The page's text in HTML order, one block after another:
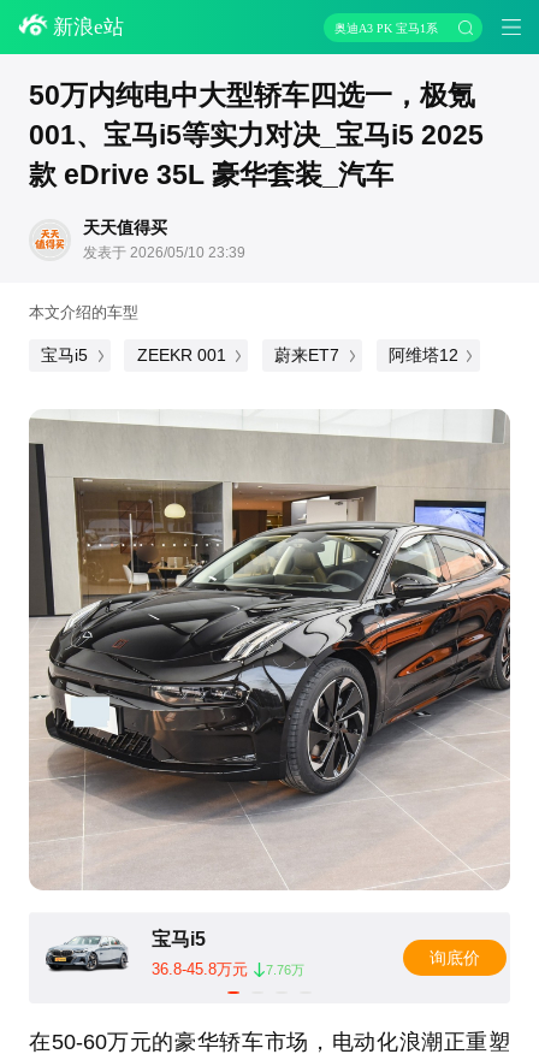
新浪e站 奥迪A3 PK 宝马1系
50万内纯电中大型轿车四选一，极氪
001、宝马i5等实力对决_宝马i5 2025
款 eDrive 35L 豪华套装_汽车
天天值得买
发表于 2026/05/10 23:39
本文介绍的车型
宝马i5 ZEEKR 001 蔚来ET7 阿维塔12
宝马i5
36.8-45.8万元 7.76万
询底价
在50-60万元的豪华轿车市场，电动化浪潮正重塑